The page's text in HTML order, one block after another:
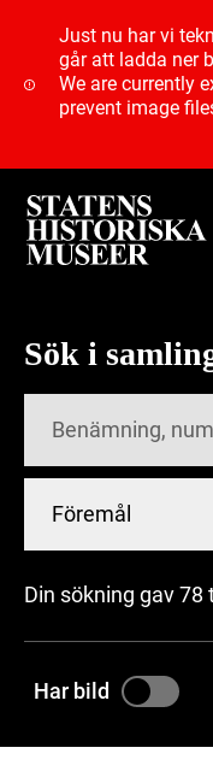
Just nu har vi
går att ladda ner
We are currently
prevent image
Sök i
Föremål
Din sökning gav 78
Har bild